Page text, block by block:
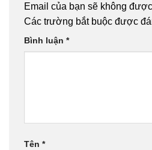
Email của bạn sẽ không
Các trường bắt buộc được
Bình luận *
Tên *